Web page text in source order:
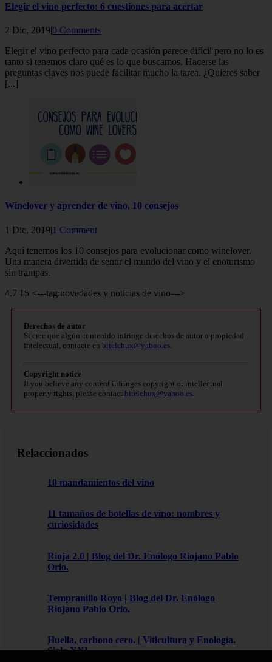
Elegir el vino perfecto: 6 cuestiones para acertar
2 Dic, 2019|0 Comments
Elegir el vino perfecto para cada ocasión parece difícil pero no lo es
tanto si tenemos claro qué es lo que buscamos. Hacerse las
preguntas claves nos puede facilitar mucho la tarea. ¿Quieres saber
[...]
Winelover y aprender de vino, 10 consejos
1 Dic, 2019|1 Comment
Aquí tenemos los 10 consejos para evolucionar como winelover.
Una manera divertida de sentir el mundo del vino y el enoturismo
sin trampas.
4.7 15 <---tag:novedades y noticias de vino--->
Derechos de autor
Si cree que algún contenido infringe derechos de autor o propiedad
intelectual, contacte en bitelchux@yahoo.es
Copyright notice
If you believe any content infringes copyright or intellectual
property rights, please contact bitelchux@yahoo.es
Relaccionados
10 mandamientos del vino
11 tamaños de botellas de vino: nombres y
curiosidades
Rioja 2.0 | Blog del Dr. Enólogo Riojano Pablo
Orio.
Tempranillo Royo | Blog del Dr. Enólogo
Riojano Pablo Orio.
Huella, carbono cero. | Viticultura y Enología.
Siglo XXI